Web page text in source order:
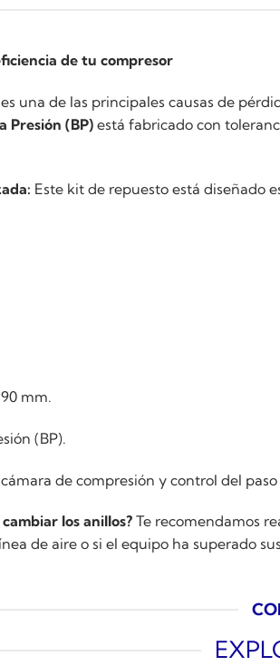
de tu compresor
una de las principales causas de
Presión (BP) está fabricado con
Este kit de repuesto está diseñado
90 mm.
(BP).
de compresión y control del
los anillos?Te recomendamos
de aire o si el equipo ha superado